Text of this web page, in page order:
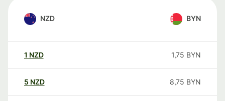
NZD BYN
1 NZD 1,75 BYN
5 NZD 8,75 BYN